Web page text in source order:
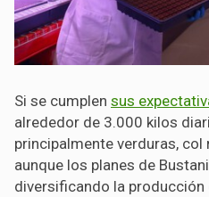
Si se cumplen sus
alrededor de 3.000 kilos
principalmente verduras, col
aunque los planes de
diversificando la